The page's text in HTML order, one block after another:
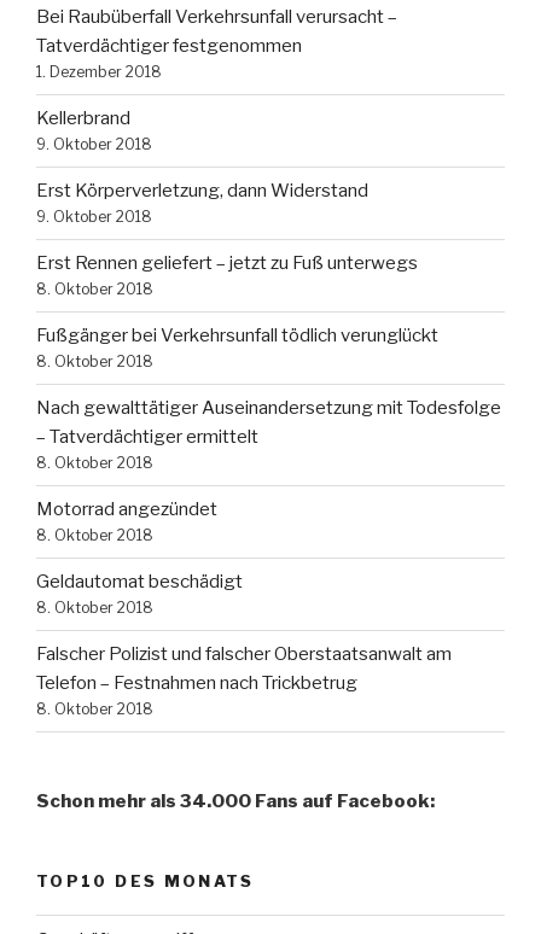
Bei Raubüberfall Verkehrsunfall verursacht –
Tatverdächtiger festgenommen
1. Dezember 2018
Kellerbrand
9. Oktober 2018
Erst Körperverletzung, dann Widerstand
9. Oktober 2018
Erst Rennen geliefert – jetzt zu Fuß unterwegs
8. Oktober 2018
Fußgänger bei Verkehrsunfall tödlich verunglückt
8. Oktober 2018
Nach gewalttätiger Auseinandersetzung mit Todesfolge
– Tatverdächtiger ermittelt
8. Oktober 2018
Motorrad angezündet
8. Oktober 2018
Geldautomat beschädigt
8. Oktober 2018
Falscher Polizist und falscher Oberstaatsanwalt am
Telefon – Festnahmen nach Trickbetrug
8. Oktober 2018
Schon mehr als 34.000 Fans auf Facebook:
TOP10 DES MONATS